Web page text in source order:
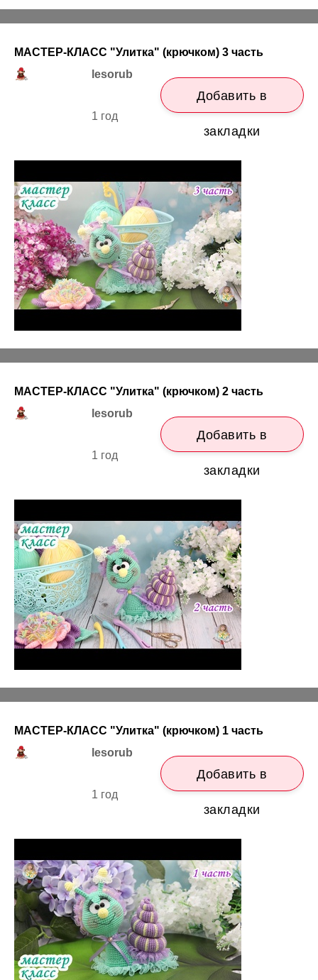
МАСТЕР-КЛАСС "Улитка" (крючком) 3 часть
lesorub
1 год
Добавить в
закладки
МАСТЕР-КЛАСС "Улитка" (крючком) 2 часть
lesorub
1 год
Добавить в
закладки
МАСТЕР-КЛАСС "Улитка" (крючком) 1 часть
lesorub
1 год
Добавить в
закладки